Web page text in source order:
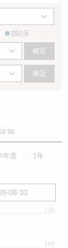
250天
確定
確定
年度 1年
100
125